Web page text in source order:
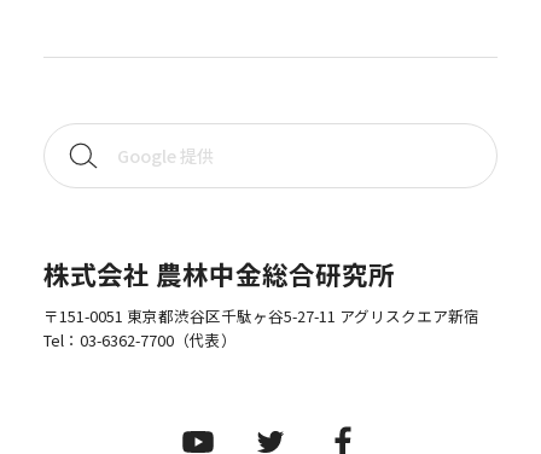
株式会社 農林中金総合研究所
〒151-0051 東京都渋谷区千駄ヶ谷5-27-11 アグリスクエア新宿
Tel： 03-6362-7700（代表）